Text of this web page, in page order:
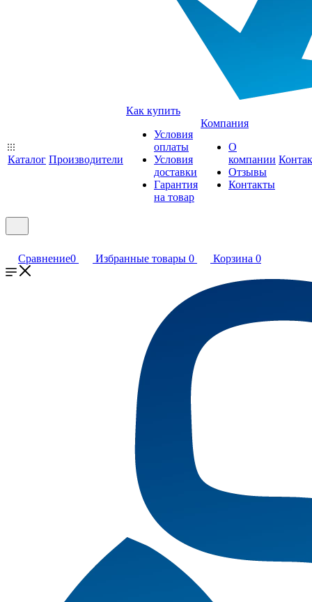
Каталог Производители
Как купить
Условия
оплаты
Условия
доставки
Гарантия
на товар
Компания
О
компании
Отзывы
Контакты
Сравнение0 Избранные товары 0 Корзина 0